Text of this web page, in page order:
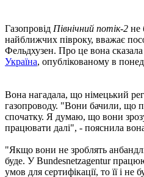
Газопровід Північний потік-2 не
найближчих півроку, вважає
Фельдхузен. Про це вона
Україна, опублікованому в
Вона нагадала, що німецький
газопроводу. "Вони бачили, що
спочатку. Я думаю, що вони
працювати далі", - пояснила
"Якщо вони не зроблять
буде. У Bundesnetzagentur
умов для сертифікації, то її і не